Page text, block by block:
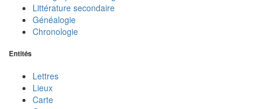
Littérature secondaire
Généalogie
Chronologie
Entités
Lettres
Lieux
Carte